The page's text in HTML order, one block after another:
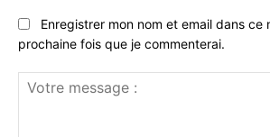
Enregistrer mon nom et email dans ce
prochaine fois que je commenterai.